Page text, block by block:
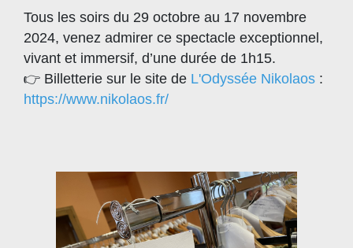
Tous les soirs du 29 octobre au 17 novembre
2024, venez admirer ce spectacle exceptionnel,
vivant et immersif, d’une durée de 1h15.
👉 Billetterie sur le site de L'Odyssée Nikolaos :
https://www.nikolaos.fr/